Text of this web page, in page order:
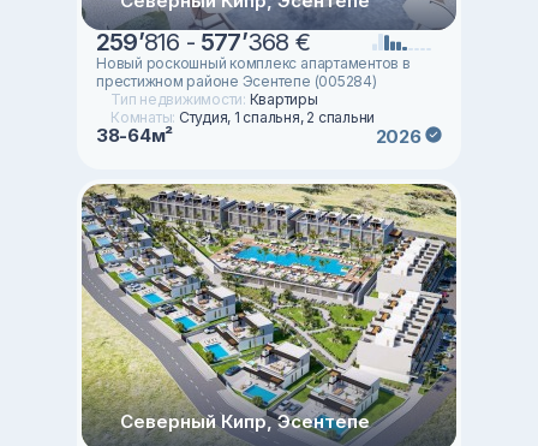
259’816 - 577’368 €
Новый роскошный комплекс апартаментов в
престижном районе Эсентепе (005284)
Тип недвижимости: Квартиры
Комнаты: Студия, 1 спальня, 2 спальни
38-64м² 2026
Северный Кипр, Эсентепе